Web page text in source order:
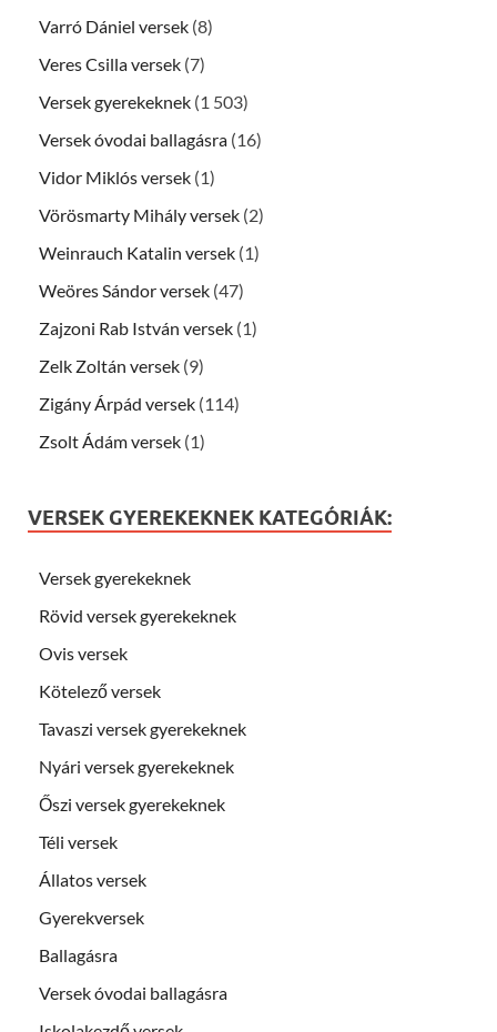
Varró Dániel versek (8)
Veres Csilla versek (7)
Versek gyerekeknek (1 503)
Versek óvodai ballagásra (16)
Vidor Miklós versek (1)
Vörösmarty Mihály versek (2)
Weinrauch Katalin versek (1)
Weöres Sándor versek (47)
Zajzoni Rab István versek (1)
Zelk Zoltán versek (9)
Zigány Árpád versek (114)
Zsolt Ádám versek (1)
VERSEK GYEREKEKNEK KATEGÓRIÁK:
Versek gyerekeknek
Rövid versek gyerekeknek
Ovis versek
Kötelező versek
Tavaszi versek gyerekeknek
Nyári versek gyerekeknek
Őszi versek gyerekeknek
Téli versek
Állatos versek
Gyerekversek
Ballagásra
Versek óvodai ballagásra